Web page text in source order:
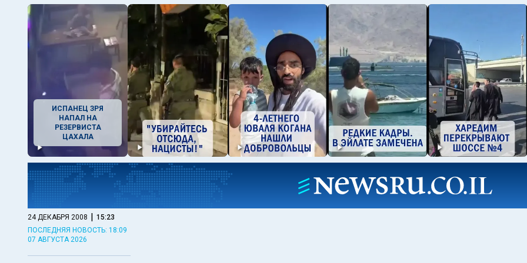
ИСПАНЕЦ ЗРЯ
НАПАЛ НА
РЕЗЕРВИСТА
ЦАХАЛА
24 ДЕКАБРЯ 2008 | 15:23
ПОСЛЕДНЯЯ НОВОСТЬ: 18:09
07 АВГУСТА 2026